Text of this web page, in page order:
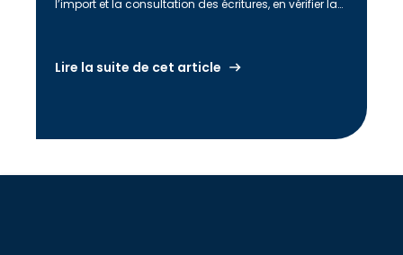
l’import et la consultation des écritures, en vérifier la
Lire la suite de cet article